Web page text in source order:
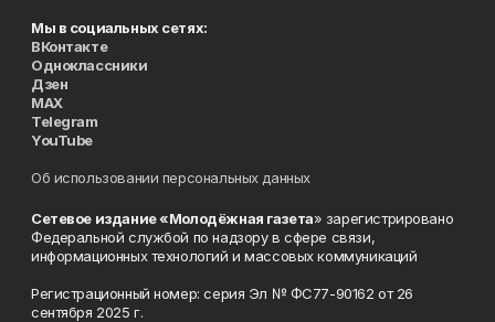
Мы в социальных сетях:
ВКонтакте
Одноклассники
Дзен
MAX
Telegram
YouTube
Об использовании персональных данных
Сетевое издание «Молодёжная газета» зарегистрировано
Федеральной службой по надзору в сфере связи,
информационных технологий и массовых коммуникаций
Регистрационный номер: серия Эл № ФС77-90162 от 26
сентября 2025 г.